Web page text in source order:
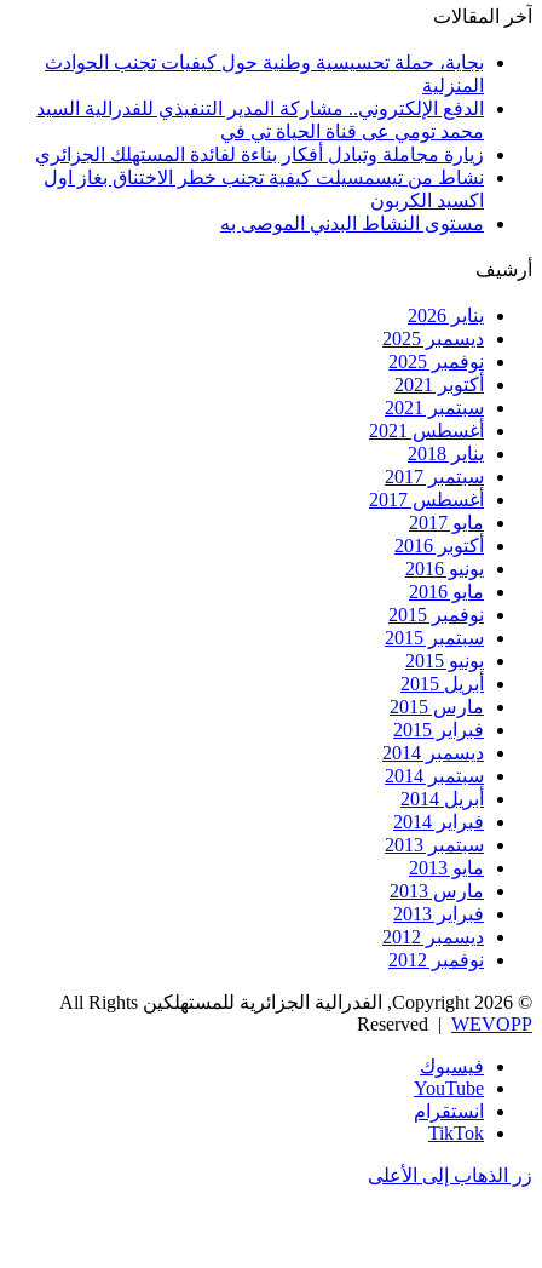
آخر المقالات
بجاية، حملة تحسيسية وطنية حول كيفيات تجنب الحوادث
المنزلية
الدفع الإلكتروني.. مشاركة المدير التنفيذي للفدرالية السيد
محمد تومي عى قناة الحياة تي في
زيارة مجاملة وتبادل أفكار بناءة لفائدة المستهلك الجزائري
نشاط من تيسمسيلت كيفية تجنب خطر الاختناق بغاز اول
اكسيد الكربون
مستوى النشاط البدني الموصى به
أرشيف
يناير 2026
ديسمبر 2025
نوفمبر 2025
أكتوبر 2021
سبتمبر 2021
أغسطس 2021
يناير 2018
سبتمبر 2017
أغسطس 2017
مايو 2017
أكتوبر 2016
يونيو 2016
مايو 2016
نوفمبر 2015
سبتمبر 2015
يونيو 2015
أبريل 2015
مارس 2015
فبراير 2015
ديسمبر 2014
سبتمبر 2014
أبريل 2014
فبراير 2014
سبتمبر 2013
مايو 2013
مارس 2013
فبراير 2013
ديسمبر 2012
نوفمبر 2012
© Copyright 2026, الفدرالية الجزائرية للمستهلكين All Rights
Reserved | WEVOPP
فيسبوك
‫YouTube
انستقرام
‫TikTok
زر الذهاب إلى الأعلى